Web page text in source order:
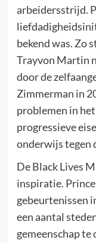
arbeidersstrijd.
bekend was. Zo
Trayvon Martin
door de
Zimmerman in
problemen in
progressieve
onderwijs tegen
De Black Lives
inspiratie.
gebeurtenissen
een aantal
gemeenschap te